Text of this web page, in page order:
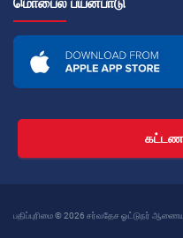
பதிப்புரிமை © 2026 சர்வதேச ஓட்டுநர்